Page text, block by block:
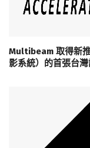
Multibeam 取得新
影系統）的首張台